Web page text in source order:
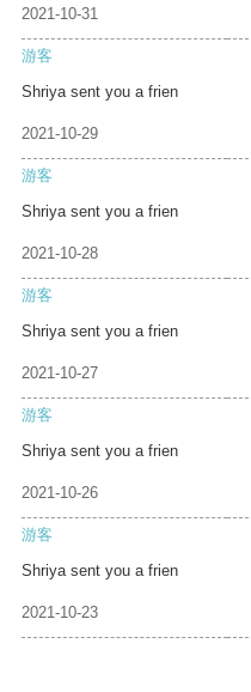
2021-10-31
游客
Shriya sent you a frien
2021-10-29
游客
Shriya sent you a frien
2021-10-28
游客
Shriya sent you a frien
2021-10-27
游客
Shriya sent you a frien
2021-10-26
游客
Shriya sent you a frien
2021-10-23